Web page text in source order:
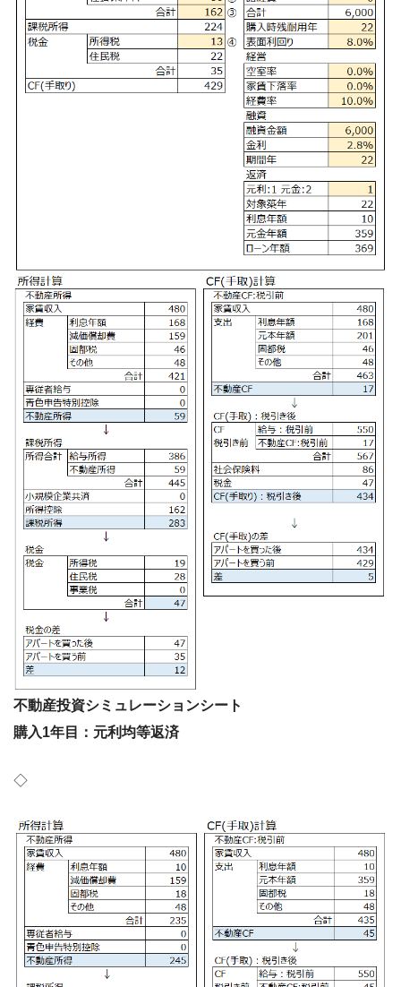
不動産投資シミュレーションシート
購入1年目：元利均等返済
◇